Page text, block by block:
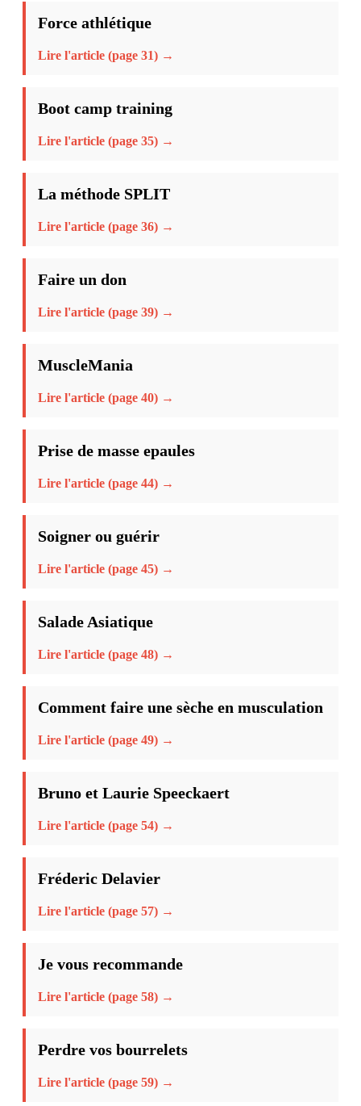
Force athlétique
Lire l'article (page 31) →
Boot camp training
Lire l'article (page 35) →
La méthode SPLIT
Lire l'article (page 36) →
Faire un don
Lire l'article (page 39) →
MuscleMania
Lire l'article (page 40) →
Prise de masse epaules
Lire l'article (page 44) →
Soigner ou guérir
Lire l'article (page 45) →
Salade Asiatique
Lire l'article (page 48) →
Comment faire une sèche en musculation
Lire l'article (page 49) →
Bruno et Laurie Speeckaert
Lire l'article (page 54) →
Fréderic Delavier
Lire l'article (page 57) →
Je vous recommande
Lire l'article (page 58) →
Perdre vos bourrelets
Lire l'article (page 59) →